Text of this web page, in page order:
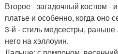
Второе - загадочный костюм -
платье и особенно, когда оно
3-й - стиль медсестры,
него на хэллоуин.